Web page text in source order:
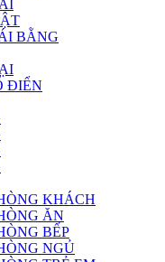
BẰNG
ĐIỂN
KHÁCH
ĂN
BẾP
NGỦ